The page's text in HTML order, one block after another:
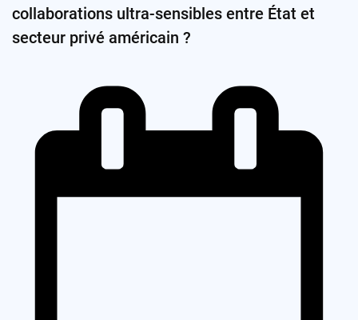
collaborations ultra-sensibles entre État et
secteur privé américain ?